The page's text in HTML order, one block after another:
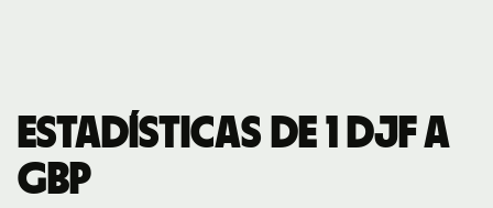
Estadísticas de 1 DJF a
GBP